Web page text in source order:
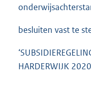
besluiten vast te
HARDERWIJK